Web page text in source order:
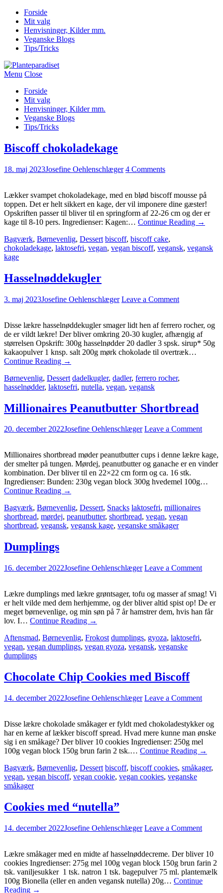
Forside
Mit valg
Henvisninger, Kilder mm.
Veganske Blogs
Tips/Tricks
Menu Close
Forside
Mit valg
Henvisninger, Kilder mm.
Veganske Blogs
Tips/Tricks
Biscoff chokoladekage
18. maj 2023Josefine Oehlenschlæger 4 Comments
Lækker svampet chokoladekage, med en blød biscoff mousse på
toppen. Det er helt sikkert en kage, der vil imponere dine gæster!
Opskriften passer til bliver til en springform af 22-26 cm og der er
kage til 8-10 pers. Ingredienser: Kagen:… Continue Reading →
Bagværk, Børnevenlig, Dessert biscoff, biscoff cake,
chokoladekage, laktosefri, vegan, vegan biscoff, vegansk, vegansk
kage
Hasselnøddekugler
3. maj 2023Josefine Oehlenschlæger Leave a Comment
Disse lækre hasselnøddekugler smager lidt hen af ferrero rocher, og
de er vildt lækre! Der bliver omkring 20-30 kugler, afhængig af
størrelsen Opskrift: 300g hasselnødder 20 dadler 3 spsk. sirup* 50g
kakaopulver 1 knsp. salt 200g mørk chokolade til overtræk…
Continue Reading →
Børnevenlig, Dessert dadelkugler, dadler, ferrero rocher,
hasselnødder, laktosefri, nutella, vegan, vegansk
Millionaires Peanutbutter Shortbread
20. december 2022Josefine Oehlenschlæger Leave a Comment
Millionaires shortbread møder peanutbutter cups i denne lækre kage,
der smelter på tungen. Mørdej, peanutbutter og ganache er en vinder
kombination. Der bliver til en 22×22 cm form og ca. 16 stk.
Ingredienser: Bunden: 230g vegan block 300g hvedemel 100g…
Continue Reading →
Bagværk, Børnevenlig, Dessert, Snacks laktosefri, millionaires
shortbread, mørdej, peanutbutter, shortbread, vegan, vegan
shortbread, vegansk, vegansk kage, veganske småkager
Dumplings
16. december 2022Josefine Oehlenschlæger Leave a Comment
Lækre dumplings med lækre grøntsager, tofu og masser af smag! Vi
er helt vilde med dem herhjemme, og der bliver altid spist op! De er
meget børnevenlige, og min søn på 7 år hamstrer dem, hvis han får
lov. I… Continue Reading →
Aftensmad, Børnevenlig, Frokost dumplings, gyoza, laktosefri,
vegan, vegan dumplings, vegan gyoza, vegansk, veganske
dumplings
Chocolate Chip Cookies med Biscoff
14. december 2022Josefine Oehlenschlæger Leave a Comment
Disse lækre chokolade småkager er fyldt med chokoladestykker og
har en kerne af lækker biscoff spread. Hvad mere kunne man ønske
sig i en småkage? Der bliver 10 cookies Ingredienser: 250g mel
100g vegan block 150g brun farin 2 tsk.… Continue Reading →
Bagværk, Børnevenlig, Dessert biscoff, biscoff cookies, småkager,
vegan, vegan biscoff, vegan cookie, vegan cookies, veganske
småkager
Cookies med “nutella”
14. december 2022Josefine Oehlenschlæger Leave a Comment
Lækre småkager med en midte af hasselnøddecreme. Der bliver 10
cookies Ingredienser: 275g mel 100g vegan block 150g brun farin 2
tsk. vaniljesukker 1 tsk. natron 1 tsk. bagepulver 75 ml. plantemælk
100g Bionella (eller en anden vegansk nutella) 20g… Continue
Reading →